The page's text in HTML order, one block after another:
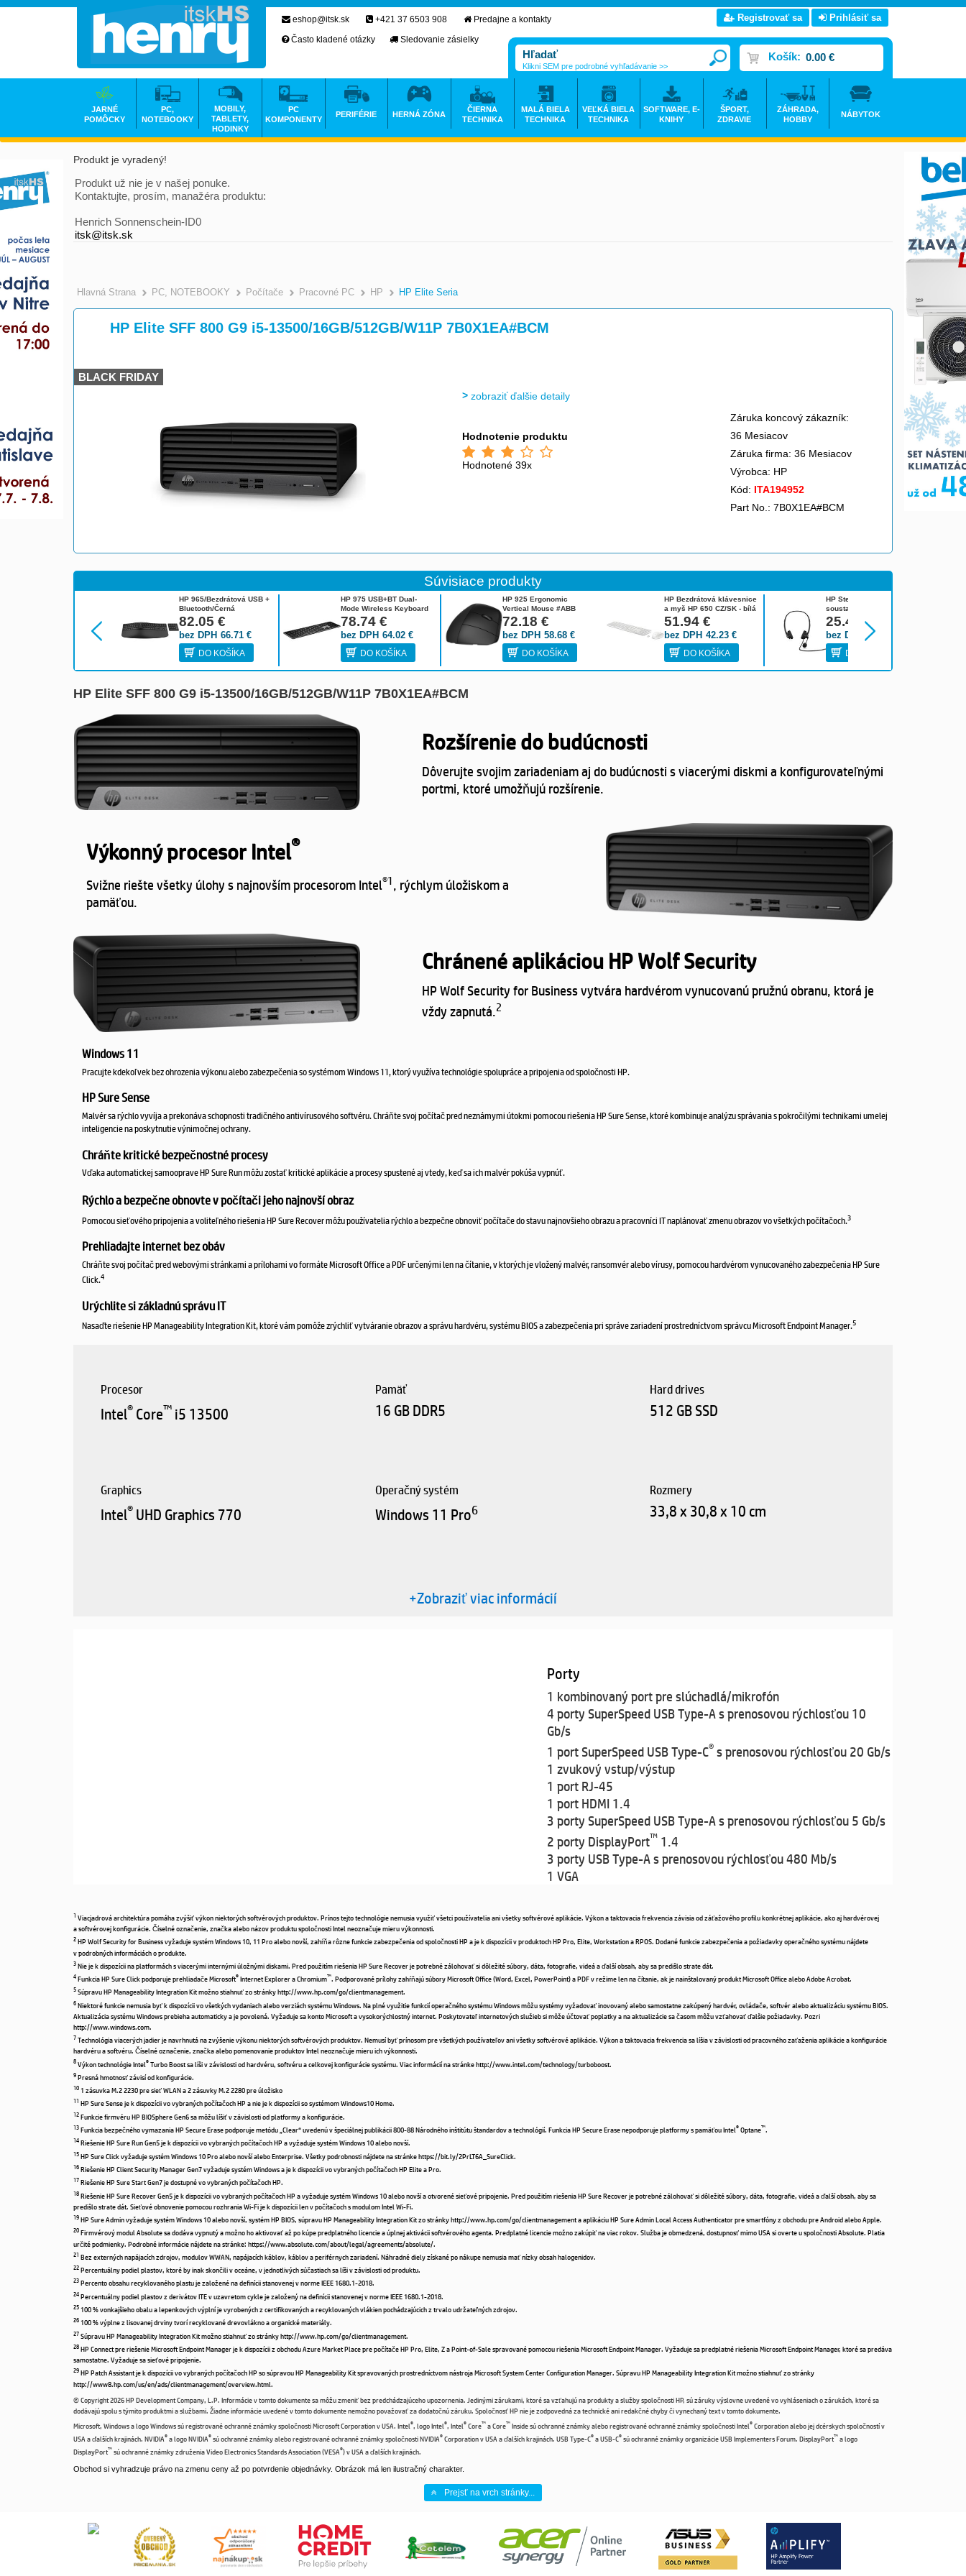
Produkt je vyradený!
Produkt už nie je v našej ponuke.
Kontaktujte, prosím, manažéra produktu:
Henrich Sonnenschein-ID0
itsk@itsk.sk
Hlavná Strana >
PC, NOTEBOOKY >
Počítače >
Pracovné PC >
HP >
HP Elite Seria
HP Elite SFF 800 G9 i5-13500/16GB/512GB/W11P 7B0X1EA#BCM
BLACK FRIDAY
zobraziť ďalšie detaily
Hodnotenie produktu
Hodnotené 39x
Záruka koncový zákazník:
36 Mesiacov
Záruka firma: 36 Mesiacov
Výrobca: HP
Kód: ITA194952
Part No.: 7B0X1EA#BCM
Súvisiace produkty
HP 965/Bezdrátová USB +
Bluetooth/Černá
7E756AA#BCM
82.05 €
66.71 €
bez DPH
DO KOŠÍKA
HP 975 USB+BT Dual-
Mode Wireless Keyboard
CZ 3Z726AA#BCM
78.74 €
64.02 €
bez DPH
DO KOŠÍKA
HP 925 Ergonomic
Vertical Mouse #ABB
6H1A5AA#ABB
72.18 €
58.68 €
bez DPH
DO KOŠÍKA
HP Bezdrátová klávesnice
a myš HP 650 CZ/SK - bílá
4R016AA#BCM
51.94 €
42.23 €
bez DPH
DO KOŠÍKA
HP Stereofonní náhlavní
soustava USB G2
428H5AA#ABB
25.47 €
20.71
bez DPH
DO KOŠÍKA
HP Elite SFF 800 G9 i5-13500/16GB/512GB/W11P 7B0X1EA#BCM
Rozšírenie do budúcnosti
Dôverujte svojim zariadeniam aj do budúcnosti s viacerými diskmi a konfigurovateľnými
portmi, ktoré umožňujú rozšírenie.
Výkonný procesor Intel®
Svižne riešte všetky úlohy s najnovším procesorom Intel®1, rýchlym úložiskom a
pamäťou.
Chránené aplikáciou HP Wolf Security
HP Wolf Security for Business vytvára hardvérom vynucovanú pružnú obranu, ktorá je
vždy zapnutá.2
Windows 11
Pracujte kdekoľvek bez ohrozenia výkonu alebo zabezpečenia so systémom Windows 11, ktorý využíva technológie spolupráce a pripojenia od spoločnosti HP.
HP Sure Sense
Malvér sa rýchlo vyvíja a prekonáva schopnosti tradičného antivírusového softvéru. Chráňte svoj počítač pred neznámymi útokmi pomocou riešenia HP Sure Sense, ktoré kombinuje analýzu správania s pokročilými technikami umelej
inteligencie na poskytnutie výnimočnej ochrany.
Chráňte kritické bezpečnostné procesy
Vďaka automatickej samooprave HP Sure Run môžu zostať kritické aplikácie a procesy spustené aj vtedy, keď sa ich malvér pokúša vypnúť.
Rýchlo a bezpečne obnovte v počítači jeho najnovší obraz
Pomocou sieťového pripojenia a voliteľného riešenia HP Sure Recover môžu používatelia rýchlo a bezpečne obnoviť počítače do stavu najnovšieho obrazu a pracovníci IT naplánovať zmenu obrazov vo všetkých počítačoch.3
Prehliadajte internet bez obáv
Chráňte svoj počítač pred webovými stránkami a prílohami vo formáte Microsoft Office a PDF určenými len na čítanie, v ktorých je vložený malvér, ransomvér alebo vírusy, pomocou hardvérom vynucovaného zabezpečenia HP Sure
Click.4
Urýchlite si základnú správu IT
Nasaďte riešenie HP Manageability Integration Kit, ktoré vám pomôže zrýchliť vytváranie obrazov a správu hardvéru, systému BIOS a zabezpečenia pri správe zariadení prostredníctvom správcu Microsoft Endpoint Manager.5
Procesor
Intel® Core™ i5 13500
Graphics
Intel® UHD Graphics 770
Pamäť
16 GB DDR5
Operačný systém
Windows 11 Pro6
Hard drives
512 GB SSD
Rozmery
33,8 x 30,8 x 10 cm
+Zobraziť viac informácií
Porty
1 kombinovaný port pre slúchadlá/mikrofón
4 porty SuperSpeed USB Type-A s prenosovou rýchlosťou 10
Gb/s
1 port SuperSpeed USB Type-C®s prenosovou rýchlosťou 20 Gb/s
1 zvukový vstup/výstup
1 port RJ-45
1 port HDMI 1.4
3 porty SuperSpeed USB Type-A s prenosovou rýchlosťou 5 Gb/s
2 porty DisplayPort™ 1.4
3 porty USB Type-A s prenosovou rýchlosťou 480 Mb/s
1 VGA
1 Viacjadrová architektúra pomáha zvýšiť výkon niektorých softvérových produktov. Prínos tejto technológie nemusia využiť všetci používatelia ani všetky softvérové aplikácie. Výkon a taktovacia frekvencia závisia od záťažového profilu konkrétnej aplikácie, ako aj hardvérovej
a softvérovej konfigurácie. Číselné označenie, značka alebo názov produktu spoločnosti Intel neoznačuje mieru výkonnosti.
2HP Wolf Security for Business vyžaduje systém Windows 10, 11 Pro alebo novší, zahŕňa rôzne funkcie zabezpečenia od spoločnosti HP a je k dispozícii v produktoch HP Pro, Elite, Workstation a RPOS. Dodané funkcie zabezpečenia a požiadavky operačného systému nájdete
v podrobných informáciách o produkte.
3Nie je k dispozícii na platformách s viacerými internými úložnými diskami. Pred použitím riešenia HP Sure Recover je potrebné zálohovať si dôležité súbory, dáta, fotografie, videá a ďalší obsah, aby sa predišlo strate dát.
4Funkcia HP Sure Click podporuje prehliadače Microsoft®Internet Explorer a Chromium™. Podporované prílohy zahŕňajú súbory Microsoft Office (Word, Excel, PowerPoint) a PDF v režime len na čítanie, ak je nainštalovaný produkt Microsoft Office alebo Adobe Acrobat.
5Súpravu HP Manageability Integration Kit možno stiahnuť zo stránky http://www.hp.com/go/clientmanagement.
6Niektoré funkcie nemusia byť k dispozícii vo všetkých vydaniach alebo verziách systému Windows. Na plné využitie funkcií operačného systému Windows môžu systémy vyžadovať inovovaný alebo samostatne zakúpený hardvér, ovládače, softvér alebo aktualizáciu systému BIOS.
Aktualizácia systému Windows prebieha automaticky a je povolená. Vyžaduje sa konto Microsoft a vysokorýchlostný internet. Poskytovateľ internetových služieb si môže účtovať poplatky a na aktualizácie sa časom môžu vzťahovať ďalšie požiadavky. Pozri
http://www.windows.com.
7Technológia viacerých jadier je navrhnutá na zvýšenie výkonu niektorých softvérových produktov. Nemusí byť prínosom pre všetkých používateľov ani všetky softvérové aplikácie. Výkon a taktovacia frekvencia sa líšia v závislosti od pracovného zaťaženia aplikácie a konfigurácie
hardvéru a softvéru. Číselné označenie, značka alebo pomenovanie produktov Intel neoznačuje mieru ich výkonnosti.
8Výkon technológie Intel®Turbo Boost sa líši v závislosti od hardvéru, softvéru a celkovej konfigurácie systému. Viac informácií na stránke http://www.intel.com/technology/turboboost.
9Presná hmotnosť závisí od konfigurácie.
101 zásuvka M.2 2230 pre sieť WLAN a 2 zásuvky M.2 2280 pre úložisko
11 HP Sure Sense je k dispozícii vo vybraných počítačoch HP a nie je k dispozícii so systémom Windows10 Home.
12Funkcie firmvéru HP BIOSphere Gen6 sa môžu líšiť v závislosti od platformy a konfigurácie.
13Funkcia bezpečného vymazania HP Secure Erase podporuje metódu „Clear“ uvedenú v špeciálnej publikácii 800-88 Národného inštitútu štandardov a technológií. Funkcia HP Secure Erase nepodporuje platformy s pamäťou Intel®Optane™.
14Riešenie HP Sure Run Gen5 je k dispozícii vo vybraných počítačoch HP a vyžaduje systém Windows 10 alebo novší.
15HP Sure Click vyžaduje systém Windows 10 Pro alebo novší alebo Enterprise. Všetky podrobnosti nájdete na stránke https://bit.ly/2PrLT6A_SureClick.
16Riešenie HP Client Security Manager Gen7 vyžaduje systém Windows a je k dispozícii vo vybraných počítačoch HP Elite a Pro.
17Riešenie HP Sure Start Gen7 je dostupné vo vybraných počítačoch HP.
18Riešenie HP Sure Recover Gen5 je k dispozícii vo vybraných počítačoch HP a vyžaduje systém Windows 10 alebo novší a otvorené sieťové pripojenie. Pred použitím riešenia HP Sure Recover je potrebné zálohovať si dôležité súbory, dáta, fotografie, videá a ďalší obsah, aby sa
predišlo strate dát. Sieťové obnovenie pomocou rozhrania Wi-Fi je k dispozícii len v počítačoch s modulom Intel Wi-Fi.
19HP Sure Admin vyžaduje systém Windows 10 alebo novší, systém HP BIOS, súpravu HP Manageability Integration Kit zo stránky http://www.hp.com/go/clientmanagement a aplikáciu HP Sure Admin Local Access Authenticator pre smartfóny z obchodu pre Android alebo Apple.
20Firmvérový modul Absolute sa dodáva vypnutý a možno ho aktivovať až po kúpe predplatného licencie a úplnej aktivácii softvérového agenta. Predplatné licencie možno zakúpiť na viac rokov. Služba je obmedzená, dostupnosť mimo USA si overte u spoločnosti Absolute. Platia
určité podmienky. Podrobné informácie nájdete na stránke: https://www.absolute.com/about/legal/agreements/absolute/.
21 Bez externých napájacích zdrojov, modulov WWAN, napájacích káblov, káblov a periférnych zariadení. Náhradné diely získané po nákupe nemusia mať nízky obsah halogenidov.
22Percentuálny podiel plastov, ktoré by inak skončili v oceáne, v jednotlivých súčastiach sa líši v závislosti od produktu.
23Percento obsahu recyklovaného plastu je založené na definícii stanovenej v norme IEEE 1680.1-2018.
24Percentuálny podiel plastov z derivátov ITE v uzavretom cykle je založený na definícii stanovenej v norme IEEE 1680.1-2018.
25100 % vonkajšieho obalu a lepenkových výplní je vyrobených z certifikovaných a recyklovaných vlákien pochádzajúcich z trvalo udržateľných zdrojov.
26100 % výplne z lisovanej drviny tvorí recyklované drevovlákno a organické materiály.
27Súpravu HP Manageability Integration Kit možno stiahnuť zo stránky http://www.hp.com/go/clientmanagement.
28HP Connect pre riešenie Microsoft Endpoint Manager je k dispozícii z obchodu Azure Market Place pre počítače HP Pro, Elite, Z a Point-of-Sale spravované pomocou riešenia Microsoft Endpoint Manager. Vyžaduje sa predplatné riešenia Microsoft Endpoint Manager, ktoré sa predáva
samostatne. Vyžaduje sa sieťové pripojenie.
29HP Patch Assistant je k dispozícii vo vybraných počítačoch HP so súpravou HP Manageability Kit spravovaných prostredníctvom nástroja Microsoft System Center Configuration Manager. Súpravu HP Manageability Integration Kit možno stiahnuť zo stránky
http://www8.hp.com/us/en/ads/clientmanagement/overview.html.
© Copyright 2026 HP Development Company, L.P. Informácie v tomto dokumente sa môžu zmeniť bez predchádzajúceho upozornenia. Jedinými zárukami, ktoré sa vzťahujú na produkty a služby spoločnosti HP, sú záruky výslovne uvedené vo vyhláseniach o zárukách, ktoré sa
dodávajú spolu s týmito produktmi a službami. Žiadne informácie uvedené v tomto dokumente nemožno považovať za dodatočnú záruku. Spoločnosť HP nie je zodpovedná za technické ani redakčné chyby či vynechaný text v tomto dokumente.
Microsoft, Windows a logo Windows sú registrované ochranné známky spoločnosti Microsoft Corporation v USA. Intel®, logo Intel®, Intel®Core™a Core™Inside sú ochranné známky alebo registrované ochranné známky spoločnosti Intel®Corporation alebo jej dcérskych spoločností v
USA a ďalších krajinách. NVIDIA®a logo NVIDIA®sú ochranné známky alebo registrované ochranné známky spoločnosti NVIDIA®Corporation v USA a ďalších krajinách. USB Type-C®a USB-C®sú ochranné známky organizácie USB Implementers Forum. DisplayPort™a logo
DisplayPort™sú ochranné známky združenia Video Electronics Standards Association (VESA®) v USA a ďalších krajinách.
Obchod si vyhradzuje právo na zmenu ceny až po potvrdenie objednávky. Obrázok má len ilustračný charakter.
Prejsť na vrch stránky...
eshop@itsk.sk +421 37 6503 908
Predajne a kontakty
Často kladené otázky
Sledovanie zásielky
Registrovať sa Prihlásiť sa
Košík: 0.00 €
Klikni SEM pre podrobné vyhľadávanie >>
JARNÉ
POMÔCKY
PC,
NOTEBOOKY
MOBILY,
TABLETY,
HODINKY
PC
KOMPONENTY
PERIFÉRIE HERNÁ ZÓNA
ČIERNA
TECHNIKA
MALÁ BIELA
TECHNIKA
VEĽKÁ BIELA
TECHNIKA
SOFTWARE, E-
KNIHY
ŠPORT,
ZDRAVIE
ZÁHRADA,
HOBBY
NÁBYTOK